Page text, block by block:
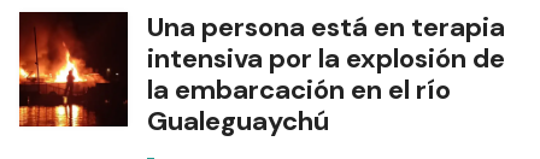
Una persona está en terapia
intensiva por la explosión de
la embarcación en el río
Gualeguaychú